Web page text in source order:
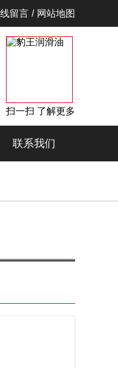
留言 / 网站地图
扫一扫 了解更多
联系我们